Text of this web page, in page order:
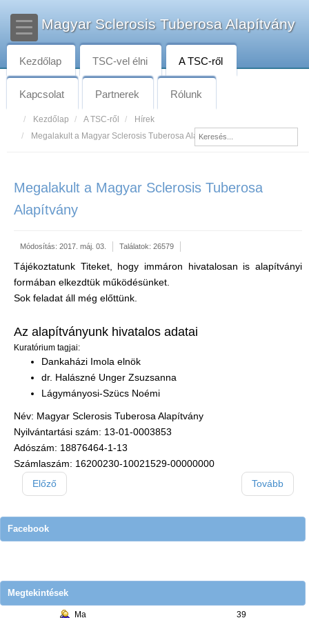
Magyar Sclerosis Tuberosa Alapítvány
Kezdőlap TSC-vel élni A TSC-ről
Kapcsolat Partnerek Rólunk
Kezdőlap A TSC-ről
Hírek
Megalakult a Magyar Sclerosis Tuberosa Alapítvány
Megalakult a Magyar Sclerosis Tuberosa
Alapítvány
Módosítás: 2017. máj. 03. Találatok: 26579
Tájékoztatunk Titeket, hogy immáron hivatalosan is alapítványi
formában elkezdtük működésünket.
Sok feladat áll még előttünk.
Az alapítványunk hivatalos adatai
Kuratórium tagjai:
Dankaházi Imola elnök
dr. Halászné Unger Zsuzsanna
Lágymányosi-Szücs Noémi
Név: Magyar Sclerosis Tuberosa Alapítvány
Nyilvántartási szám: 13-01-0003853
Adószám: 18876464-1-13
Számlaszám: 16200230-10021529-00000000
Előző
Tovább
Facebook
Megtekintések
Ma 39